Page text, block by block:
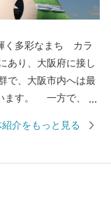
く多彩なまち カラ
で、古
たな産業が共存し
紹介をもっと見る